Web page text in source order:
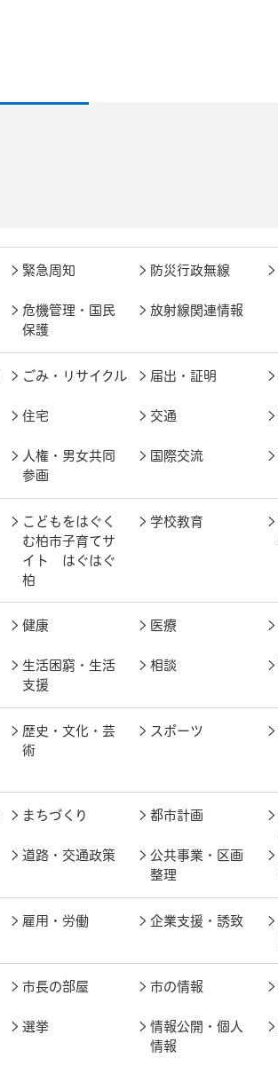
緊急周知 防災行政無線
危機管理・国民
保護
放射線関連情報
ごみ・リサイクル 届出・証明
住宅 交通
人権・男女共同
参画
国際交流
こどもをはぐく
む柏市子育てサ
イト はぐはぐ
柏
学校教育
健康 医療
生活困窮・生活
支援
相談
歴史・文化・芸
術
スポーツ
まちづくり 都市計画
道路・交通政策
公共事業・区画
整理
雇用・労働 企業支援・誘致
市長の部屋 市の情報
選挙
情報公開・個人
情報